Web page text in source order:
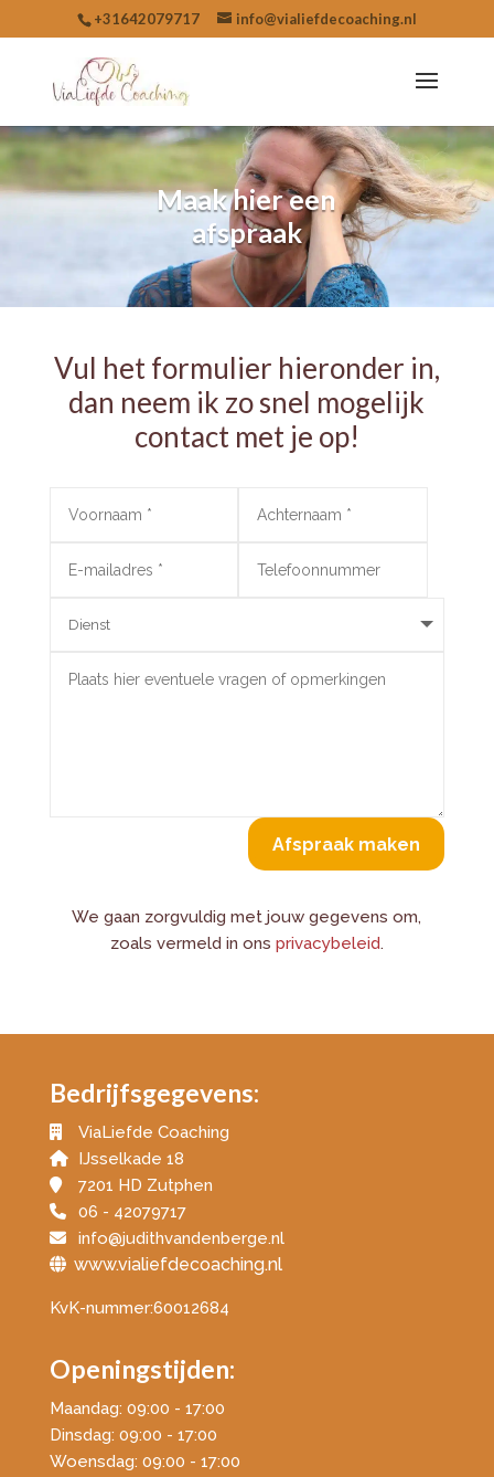
+31642079717 info@vialiefdecoaching.nl
Maak hier een
afspraak
Vul het formulier hieronder in,
dan neem ik zo snel mogelijk
contact met je op!
Afspraak maken
We gaan zorgvuldig met jouw gegevens om,
zoals vermeld in ons privacybeleid.
Bedrijfsgegevens:
ViaLiefde Coaching
IJsselkade 18
7201 HD Zutphen
06 - 42079717
info@judithvandenberge.nl
www.vialiefdecoaching.nl
KvK-nummer:60012684
Openingstijden:
Maandag: 09:00 - 17:00
Dinsdag: 09:00 - 17:00
Woensdag: 09:00 - 17:00